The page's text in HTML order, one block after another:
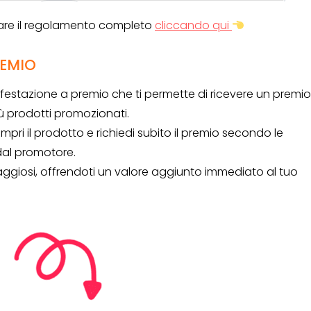
il regolamento completo cliccando qui
a premio che ti permette di ricevere un premio
prodotti promozionati.
il prodotto e richiedi subito il premio secondo le
promotore.
offrendoti un valore aggiunto immediato al tuo